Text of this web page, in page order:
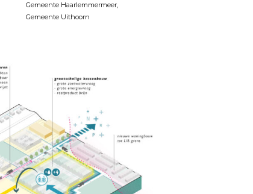
Gemeente Haarlemmermeer,
Gemeente Uithoorn